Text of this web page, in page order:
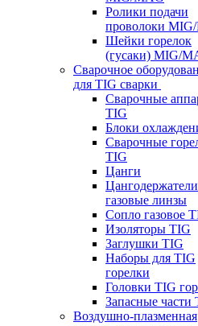
Ролики подачи
проволоки
Шейки горелок
(гусаки) MIG/
Сварочное
для TIG сварки
Сварочные
TIG
Блоки
Сварочные
TIG
Цанги
газовые линзы
Сопло газовое
Изоляторы TIG
Заглушки TIG
Наборы для TIG
горелки
Головки TIG
Запасные части
Воздушно-плазменная